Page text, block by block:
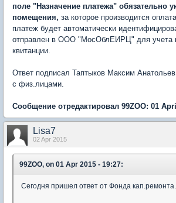
поле "Назначение платежа" обязательно
помещения, за которое производится
платеж будет автоматически
отправлен в ООО "МосОблЕИРЦ" для учета
квитанции.
Ответ подписал Таптыков Максим
с физ.лицами.
Сообщение отредактировал 99ZOO: 01
Lisa7
02 Apr 2015
99ZOO, on 01 Apr 2015 - 19:27:
Сегодня пришел ответ от Фонда кап.ремонта.